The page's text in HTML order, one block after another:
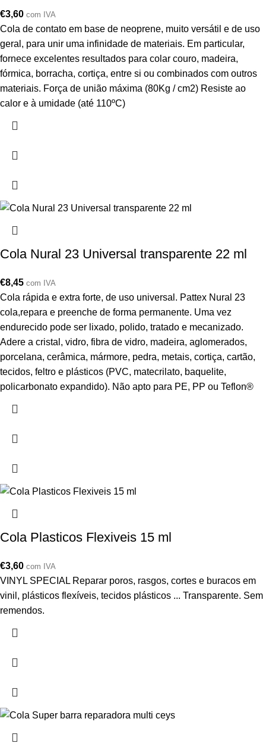
€3,60 com IVA
Cola de contato em base de neoprene, muito versátil e de uso
geral, para unir uma infinidade de materiais. Em particular,
fornece excelentes resultados para colar couro, madeira,
fórmica, borracha, cortiça, entre si ou combinados com outros
materiais. Força de união máxima (80Kg / cm2) Resiste ao
calor e à umidade (até 110ºC)
Cola Nural 23 Universal transparente 22 ml
€8,45 com IVA
Cola rápida e extra forte, de uso universal. Pattex Nural 23
cola,repara e preenche de forma permanente. Uma vez
endurecido pode ser lixado, polido, tratado e mecanizado.
Adere a cristal, vidro, fibra de vidro, madeira, aglomerados,
porcelana, cerâmica, mármore, pedra, metais, cortiça, cartão,
tecidos, feltro e plásticos (PVC, matecrilato, baquelite,
policarbonato expandido). Não apto para PE, PP ou Teflon®
Cola Plasticos Flexiveis 15 ml
€3,60 com IVA
VINYL SPECIAL Reparar poros, rasgos, cortes e buracos em
vinil, plásticos flexíveis, tecidos plásticos ... Transparente. Sem
remendos.